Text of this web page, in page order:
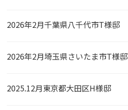
2026年2月千葉県八千代市T様邸
2026年2月埼玉県さいたま市T様邸
2025.12月東京都大田区H様邸